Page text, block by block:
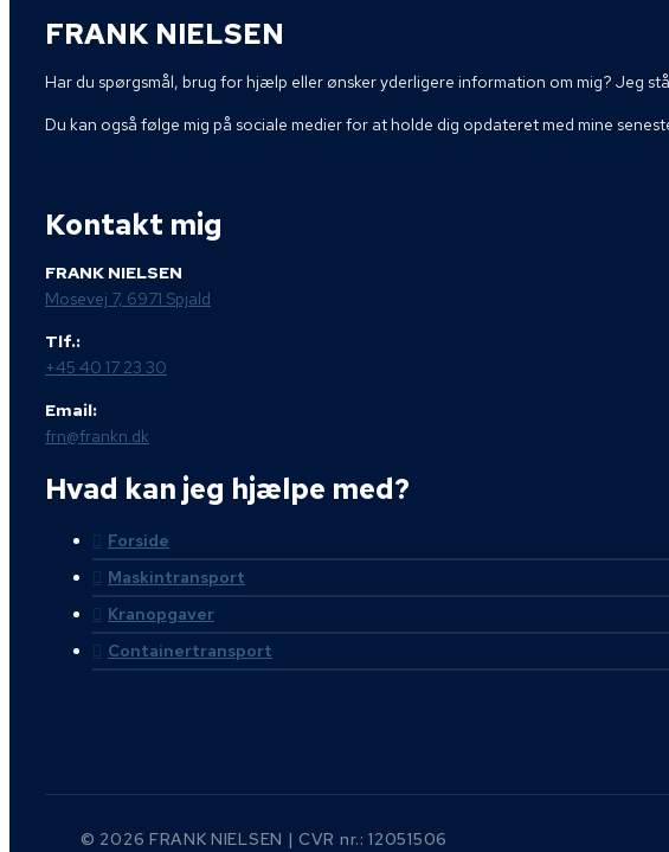
FRANK NIELSEN
Har du spørgsmål, brug for hjælp eller ønsker yderligere information om mig? Jeg
Du kan også følge mig på sociale medier for at holde dig opdateret med mine
Kontakt mig
FRANK NIELSEN
Mosevej 7, 6971 Spjald
Tlf.:
+45 40 17 23 30
Email:
frn@frankn.dk
Hvad kan jeg hjælpe med?
Forside
Maskintransport
Kranopgaver
Containertransport
© 2026 FRANK NIELSEN | CVR nr.: 12051506